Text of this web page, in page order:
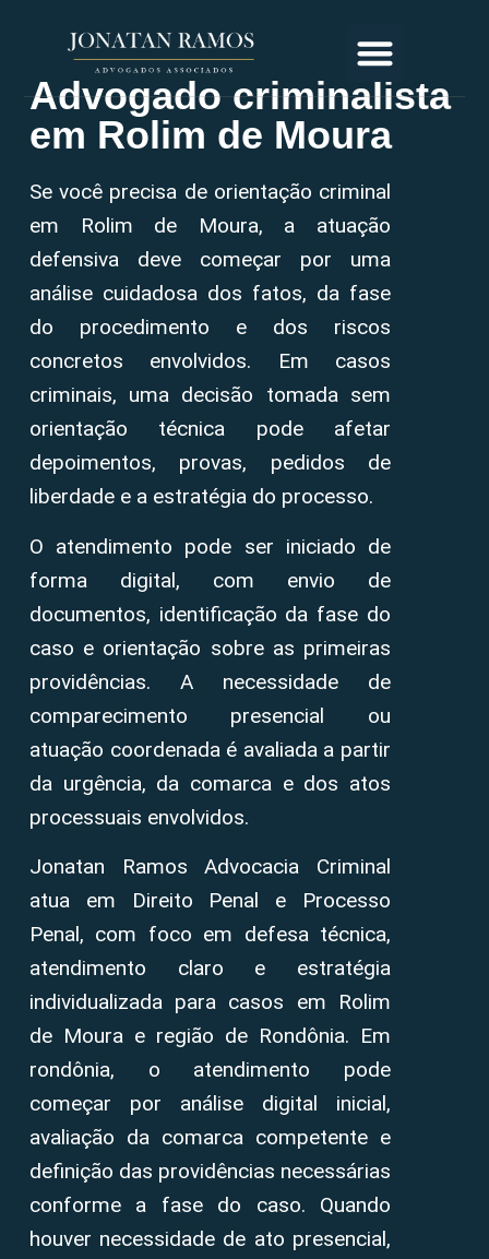
Advogado criminalista
em Rolim de Moura
Se você precisa de orientação criminal
em Rolim de Moura, a atuação
defensiva deve começar por uma
análise cuidadosa dos fatos, da fase
do procedimento e dos riscos
concretos envolvidos. Em casos
criminais, uma decisão tomada sem
orientação técnica pode afetar
depoimentos, provas, pedidos de
liberdade e a estratégia do processo.
O atendimento pode ser iniciado de
forma digital, com envio de
documentos, identificação da fase do
caso e orientação sobre as primeiras
providências. A necessidade de
comparecimento presencial ou
atuação coordenada é avaliada a partir
da urgência, da comarca e dos atos
processuais envolvidos.
Jonatan Ramos Advocacia Criminal
atua em Direito Penal e Processo
Penal, com foco em defesa técnica,
atendimento claro e estratégia
individualizada para casos em Rolim
de Moura e região de Rondônia. Em
rondônia, o atendimento pode
começar por análise digital inicial,
avaliação da comarca competente e
definição das providências necessárias
conforme a fase do caso. Quando
houver necessidade de ato presencial,